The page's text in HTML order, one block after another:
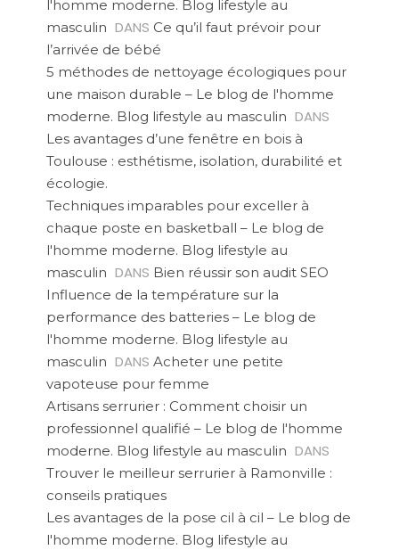
l'homme moderne. Blog lifestyle au
masculin DANS Ce qu’il faut prévoir pour
l’arrivée de bébé
5 méthodes de nettoyage écologiques pour
une maison durable – Le blog de l'homme
moderne. Blog lifestyle au masculin DANS
Les avantages d’une fenêtre en bois à
Toulouse : esthétisme, isolation, durabilité et
écologie.
Techniques imparables pour exceller à
chaque poste en basketball – Le blog de
l'homme moderne. Blog lifestyle au
masculin DANS Bien réussir son audit SEO
Influence de la température sur la
performance des batteries – Le blog de
l'homme moderne. Blog lifestyle au
masculin DANS Acheter une petite
vapoteuse pour femme
Artisans serrurier : Comment choisir un
professionnel qualifié – Le blog de l'homme
moderne. Blog lifestyle au masculin DANS
Trouver le meilleur serrurier à Ramonville :
conseils pratiques
Les avantages de la pose cil à cil – Le blog de
l'homme moderne. Blog lifestyle au